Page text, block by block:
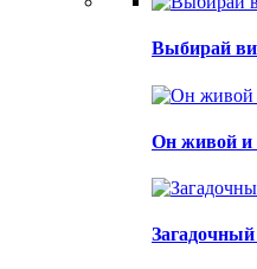
Выбирай
Он живой и